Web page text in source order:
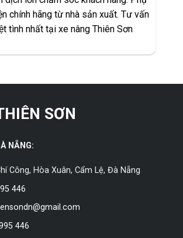
chính hãng từ nhà sản xuất. Tư vấn
tình nhất tại xe nâng Thiên Sơn
SƠN
NẴNG:
Công, Hòa Xuân, Cẩm Lệ, Đà Nẵng
446
446